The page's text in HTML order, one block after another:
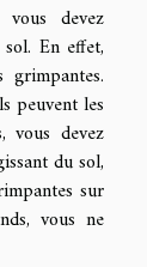
devez
En effet,
peuvent les
vous devez
du sol,
sur
vous ne